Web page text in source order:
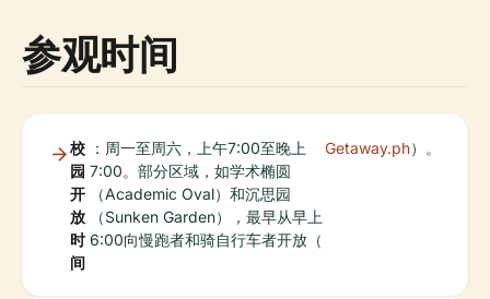
参观时间
校
园
开
放
时
间
：周一至周六，上午7:00至晚上
7:00。部分区域，如学术椭圆
（Academic Oval）和沉思园
（Sunken Garden），最早从早上
6:00向慢跑者和骑自行车者开放（
Getaway.ph）。